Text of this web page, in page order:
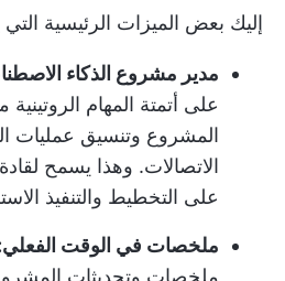
إليك بعض الميزات الرئيسية
مدير مشروع الذكاء
على أتمتة المهام
المشروع وتنسيق عمليات
الاتصالات. وهذا يسمح
على التخطيط والتنفيذ
ملخصات في الوقت
ملخصات وتحديثات